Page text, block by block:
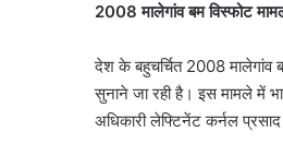
2008 मालेगांव बम विस्फोट
देश के बहुचर्चित 2008 मालेगांव
सुनाने जा रही है। इस मामले में
अधिकारी लेफ्टिनेंट कर्नल